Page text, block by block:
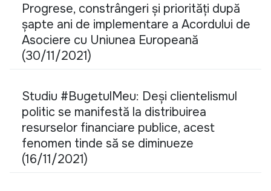
Progrese, constrângeri și priorități după
șapte ani de implementare a Acordului de
Asociere cu Uniunea Europeană
(30/11/2021)
Studiu #BugetulMeu: Deși clientelismul
politic se manifestă la distribuirea
resurselor financiare publice, acest
fenomen tinde să se diminueze
(16/11/2021)